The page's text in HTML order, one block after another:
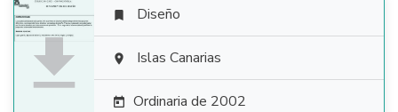

 Diseño
 Islas Canarias
 Ordinaria de 2002